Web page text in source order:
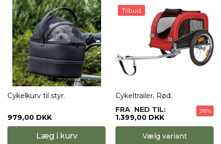
Cykelkurv til styr.
979,00 DKK
Læg i kurv
Tilbud
Cykeltrailer, Rød.
FRA NED TIL:
1.399,00 DKK
28%
Vælg variant